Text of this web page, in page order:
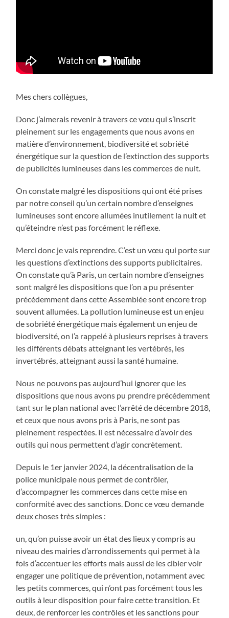
Mes chers collègues,
Donc j’aimerais revenir à travers ce vœu qui s’inscrit
pleinement sur les engagements que nous avons en
matière d’environnement, biodiversité et sobriété
énergétique sur la question de l’extinction des supports
de publicités lumineuses dans les commerces de nuit.
On constate malgré les dispositions qui ont été prises
par notre conseil qu’un certain nombre d’enseignes
lumineuses sont encore allumées inutilement la nuit et
qu’éteindre n’est pas forcément le réflexe.
Merci donc je vais reprendre. C’est un vœu qui porte sur
les questions d’extinctions des supports publicitaires.
On constate qu’à Paris, un certain nombre d’enseignes
sont malgré les dispositions que l’on a pu présenter
précédemment dans cette Assemblée sont encore trop
souvent allumées. La pollution lumineuse est un enjeu
de sobriété énergétique mais également un enjeu de
biodiversité, on l’a rappelé à plusieurs reprises à travers
les différents débats atteignant les vertébrés, les
invertébrés, atteignant aussi la santé humaine.
Nous ne pouvons pas aujourd’hui ignorer que les
dispositions que nous avons pu prendre précédemment
tant sur le plan national avec l’arrêté de décembre 2018,
et ceux que nous avons pris à Paris, ne sont pas
pleinement respectées. Il est nécessaire d’avoir des
outils qui nous permettent d’agir concrètement.
Depuis le 1er janvier 2024, la décentralisation de la
police municipale nous permet de contrôler,
d’accompagner les commerces dans cette mise en
conformité avec des sanctions. Donc ce vœu demande
deux choses très simples :
un, qu’on puisse avoir un état des lieux y compris au
niveau des mairies d’arrondissements qui permet à la
fois d’accentuer les efforts mais aussi de les cibler voir
engager une politique de prévention, notamment avec
les petits commerces, qui n’ont pas forcément tous les
outils à leur disposition pour faire cette transition. Et
deux, de renforcer les contrôles et les sanctions pour